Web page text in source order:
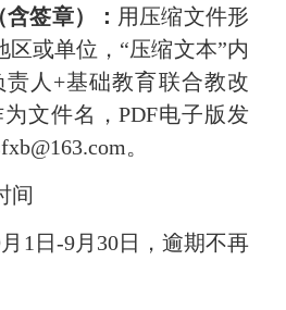
含签章） ： 用压缩文件形
或单位， “压缩文本”内
责人+基础教育联合教改
为文件名，PDF电子版发
163.com。
间
月 1 日 -9月 30日，逾期不再